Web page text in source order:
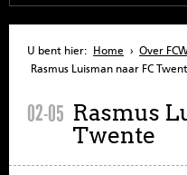
OVER FCW
INFORMATIE
U bent hier: Home › Over
Rasmus Luisman naar FC
02-05 Rasmus
Twente